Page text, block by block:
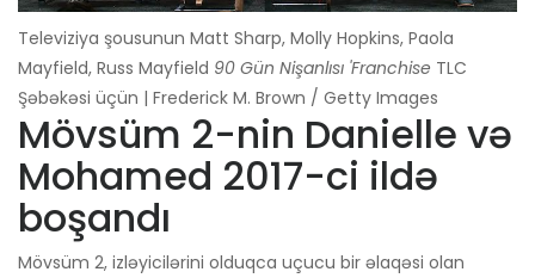
Televiziya şousunun Matt Sharp, Molly Hopkins, Paola
Mayfield, Russ Mayfield 90 Gün Nişanlısı 'Franchise TLC
Şəbəkəsi üçün | Frederick M. Brown / Getty Images
Mövsüm 2-nin Danielle və
Mohamed 2017-ci ildə
boşandı
Mövsüm 2, izləyicilərini olduqca uçucu bir əlaqəsi olan